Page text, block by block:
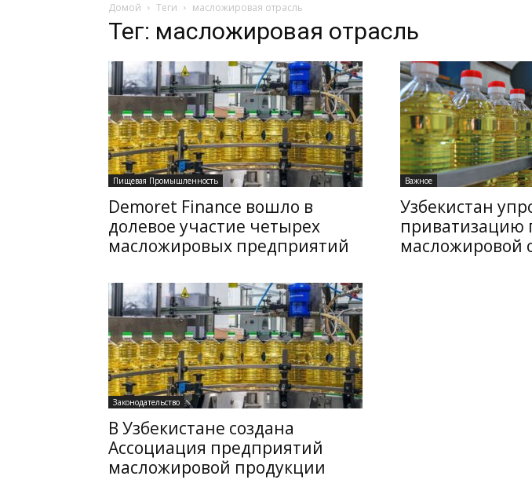
Домой Теги масложировая отрасль
Тег: масложировая отрасль
Пищевая Промышленность
Demoret Finance вошло в
долевое участие четырех
масложировых предприятий
Важное
Узбекистан
приватизацию
масложировой
Законодательство
В Узбекистане создана
Ассоциация предприятий
масложировой продукции